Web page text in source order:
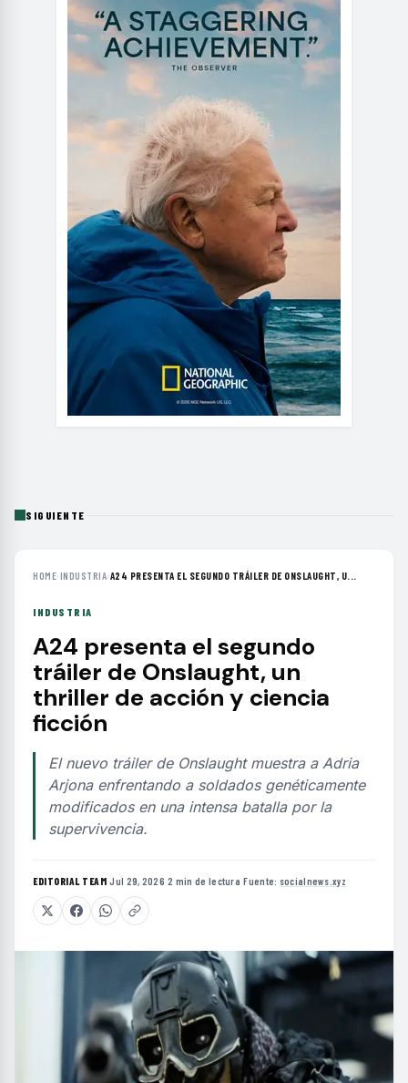
SIGUIENTE
HOME›INDUSTRIA›A24 PRESENTA EL SEGUNDO TRÁILER DE ONSLAUGHT, U...
INDUSTRIA
A24 presenta el segundo
tráiler de Onslaught, un
thriller de acción y ciencia
ficción
El nuevo tráiler de Onslaught muestra a Adria
Arjona enfrentando a soldados genéticamente
modificados en una intensa batalla por la
supervivencia.
EDITORIAL TEAM·Jul 29, 2026·2 min de lectura·Fuente: socialnews.xyz